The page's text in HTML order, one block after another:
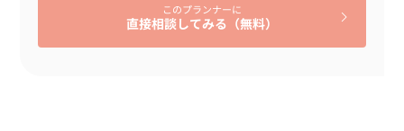
たくさんの思いやエピソードから、それぞれが忙しい日々
の中でお互いのまっすぐさや優しさ、人の本質の部分に触
れながら、　お互いを尊重し、受け入れ、理解し、支え合
このプランナーに
直接相談してみる（無料）